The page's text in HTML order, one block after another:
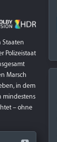
Staaten
Polizeistaat
Marsch
in dem
mindestens
– ohne